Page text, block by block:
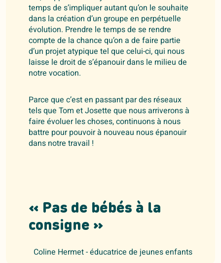
temps de s’impliquer autant qu’on le souhaite
dans la création d’un groupe en perpétuelle
évolution. Prendre le temps de se rendre
compte de la chance qu’on a de faire partie
d’un projet atypique tel que celui-ci, qui nous
laisse le droit de s’épanouir dans le milieu de
notre vocation.
Parce que c’est en passant par des réseaux
tels que Tom et Josette que nous arriverons à
faire évoluer les choses, continuons à nous
battre pour pouvoir à nouveau nous épanouir
dans notre travail !
« Pas de bébés à la
consigne »
Coline Hermet - éducatrice de jeunes enfants